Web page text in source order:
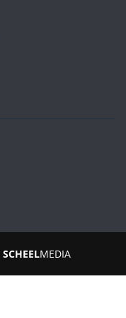
SCHEELMEDIA